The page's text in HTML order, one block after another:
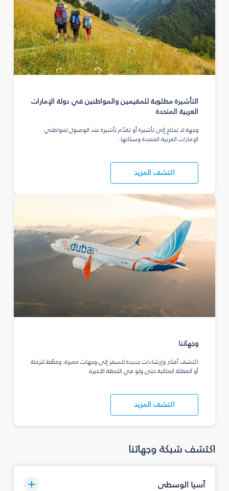
التأشيرة مطلوبة للمقيمين والمواطنين في دولة الإمارات
العربية المتحدة
وجهة لا تحتاج إلى تأشيرة أو تقدّم تأشيرة عند الوصول لمواطني
الإمارات العربية المتحدة وسكانها.
اكتشف المزيد
وجهاتنا
اكتشف أفكار وإرشادات جديدة للسفر إلى وجهات مميزة، وخطّط للرحلة
أو العطلة المثالية حتى ولو في اللحظة الأخيرة.
اكتشف المزيد
اكتشف شبكة وجهاتنا
آسيا الوسطى